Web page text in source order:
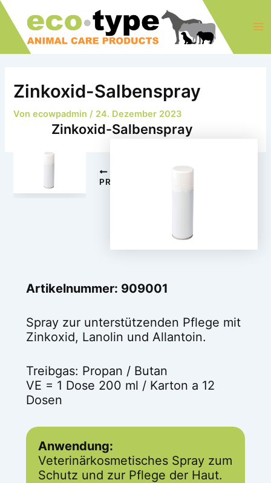
Zum
Inhalt
springen
Zinkoxid-Salbenspray
Vonecowpadmin/ 24. Dezember 2023
Zinkoxid-Salbenspray
Artikelnummer: 909001
Spray zur unterstützenden Pflege mit
Zinkoxid, Lanolin und Allantoin.
Treibgas: Propan / Butan
VE = 1 Dose 200 ml / Karton a 12
Dosen
Anwendung:
Veterinärkosmetisches Spray zum
Schutz und zur Pflege der Haut.
navigation
PREVIOUS